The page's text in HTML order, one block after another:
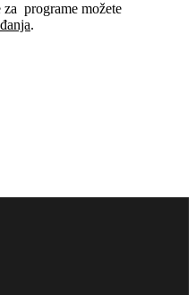
programe možete
.